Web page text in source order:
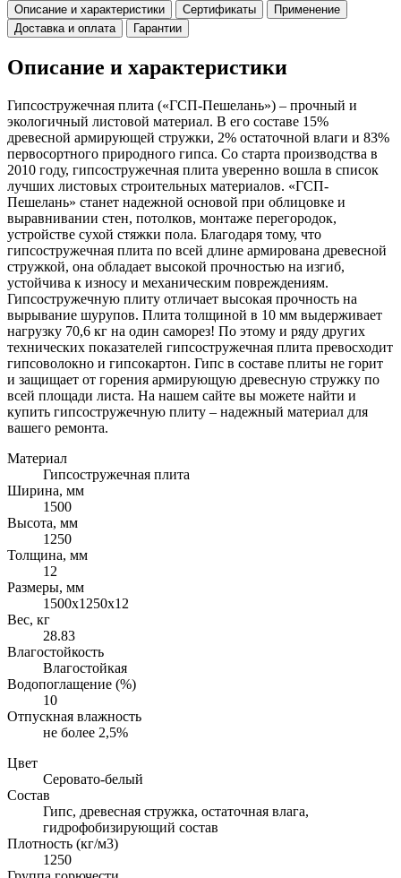
Описание и характеристики Сертификаты
Применение
Доставка и оплата
Гарантии
Описание и характеристики
Гипсостружечная плита («ГСП-Пешелань») – прочный и
экологичный листовой материал. В его составе 15%
древесной армирующей стружки, 2% остаточной влаги и 83%
первосортного природного гипса. Со старта производства в
2010 году, гипсостружечная плита уверенно вошла в список
лучших листовых строительных материалов. «ГСП-
Пешелань» станет надежной основой при облицовке и
выравнивании стен, потолков, монтаже перегородок,
устройстве сухой стяжки пола. Благодаря тому, что
гипсостружечная плита по всей длине армирована древесной
стружкой, она обладает высокой прочностью на изгиб,
устойчива к износу и механическим повреждениям.
Гипсостружечную плиту отличает высокая прочность на
вырывание шурупов. Плита толщиной в 10 мм выдерживает
нагрузку 70,6 кг на один саморез! По этому и ряду других
технических показателей гипсостружечная плита превосходит
гипсоволокно и гипсокартон. Гипс в составе плиты не горит
и защищает от горения армирующую древесную стружку по
всей площади листа. На нашем сайте вы можете найти и
купить гипсостружечную плиту – надежный материал для
вашего ремонта.
Материал
Гипсостружечная плита
Ширина, мм
1500
Высота, мм
1250
Толщина, мм
12
Размеры, мм
1500х1250х12
Вес, кг
28.83
Влагостойкость
Влагостойкая
Водопоглащение (%)
10
Отпускная влажность
не более 2,5%
Цвет
Серовато-белый
Состав
Гипс, древесная стружка, остаточная влага,
гидрофобизирующий состав
Плотность (кг/м3)
1250